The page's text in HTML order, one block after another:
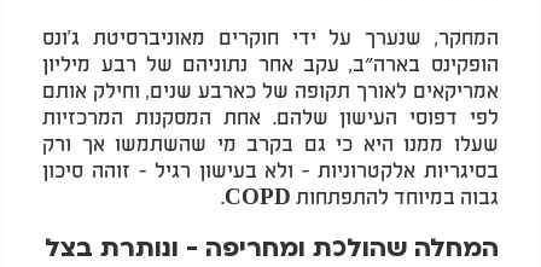
המחקר, שנערך על ידי חוקרים מאוניברסיטת ג'ונס
הופקינס בארה״ב, עקב אחר נתוניהם של רבע מיליון
אמריקאים לאורך תקופה של כארבע שנים, וחילק אותם
לפי דפוסי העישון שלהם. אחת המסקנות המרכזיות
שעלו ממנו היא כי גם בקרב מי שהשתמשו אך ורק
בסיגריות אלקטרוניות - ולא בעישון רגיל - זוהה סיכון
גבוה במיוחד להתפתחות COPD.
המחלה שהולכת ומחריפה - ונותרת בצל